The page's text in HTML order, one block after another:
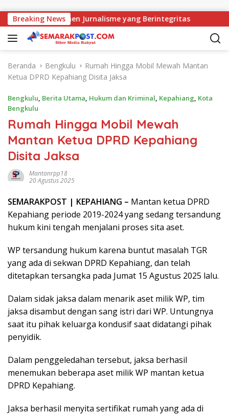
Breaking News
Komitmen Jurnalisme yang Berintegritas
Beranda Bengkulu
Rumah Hingga Mobil Mewah Mantan
Ketua DPRD Kepahiang Disita Jaksa
Bengkulu, Berita Utama, Hukum dan Kriminal, Kepahiang, Kota
Bengkulu
Rumah Hingga Mobil Mewah
Mantan Ketua DPRD Kepahiang
Disita Jaksa
Mantanrpp18
20 Agustus 2025
SEMARAKPOST | KEPAHIANG – Mantan ketua DPRD
Kepahiang periode 2019-2024 yang sedang tersandung
hukum kini tengah menjalani proses sita aset.
WP tersandung hukum karena buntut masalah TGR
yang ada di sekwan DPRD Kepahiang, dan telah
ditetapkan tersangka pada Jumat 15 Agustus 2025 lalu.
Dalam sidak jaksa dalam menarik aset milik WP, tim
jaksa disambut dengan sang istri dari WP. Untungnya
saat itu pihak keluarga kondusif saat didatangi pihak
penyidik.
Dalam penggeledahan tersebut, jaksa berhasil
menemukan beberapa aset milik WP mantan ketua
DPRD Kepahiang.
Jaksa berhasil menyita sertifikat rumah yang ada di